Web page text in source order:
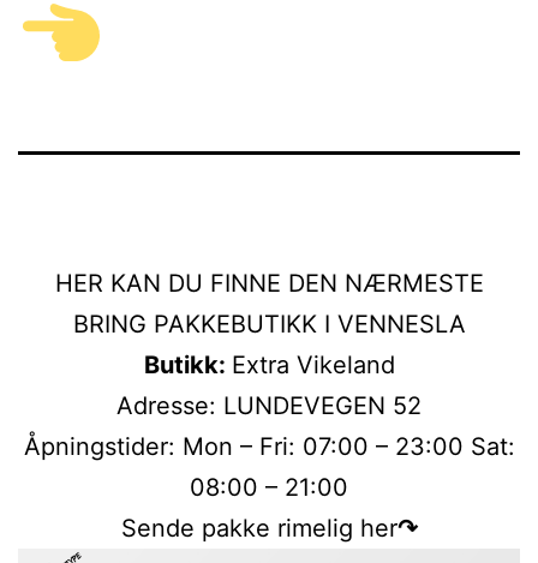
HER KAN DU FINNE DEN NÆRMESTE
BRING PAKKEBUTIKK I VENNESLA
Butikk: Extra Vikeland
Adresse: LUNDEVEGEN 52
Åpningstider: Mon – Fri: 07:00 – 23:00 Sat:
08:00 – 21:00
Sende pakke rimelig her↷